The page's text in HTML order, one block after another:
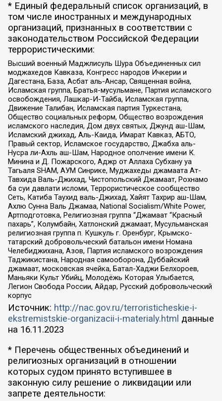
* Единый федеральный список организаций, в
том числе иностранных и международных
организаций, признанных в соответствии с
законодательством Российской Федерации
террористическими:
Высший военный Маджлисуль Шура Объединенных сил
моджахедов Кавказа, Конгресс народов Ичкерии и
Дагестана, База, Асбат аль-Ансар, Священная война,
Исламская группа, Братья-мусульмане, Партия исламского
освобождения, Лашкар-И-Тайба, Исламская группа,
Движение Талибан, Исламская партия Туркестана,
Общество социальных реформ, Общество возрождения
исламского наследия, Дом двух святых, Джунд аш-Шам,
Исламский джихад, Аль-Каида, Имарат Кавказ, АБТО,
Правый сектор, Исламское государство, Джабха аль-
Нусра ли-Ахль аш-Шам, Народное ополчение имени К.
Минина и Д. Пожарского, Аджр от Аллаха Субхану уа
Тагьаля SHAM, АУМ Синрике, Муджахеды джамаата Ат-
Тавхида Валь-Джихад, Чистопольский Джамаат, Рохнамо
ба суи давлати исломи, Террористическое сообщество
Сеть, Катиба Таухид валь-Джихад, Хайят Тахрир аш-Шам,
Ахлю Сунна Валь Джамаа, National Socialism/White Power,
Артподготовка, Религиозная группа “Джамаат “Красный
пахарь”, Колумбайн, Хатлонский джамаат, Мусульманская
религиозная группа п. Кушкуль г. Оренбург, Крымско-
татарский добровольческий батальон имени Номана
Челебиджихана, Азов, Партия исламского возрождения
Таджикистана, Народная самооборона, Дуббайский
джамаат, московская ячейка, Батал-Хаджи Белхороев,
Маньяки Культ Убийц, Молодёжь Которая Улыбается,
Легион Свобода России, Айдар, Русский добровольческий
корпус
Источник: http://nac.gov.ru/terroristicheskie-i-
ekstremistskie-organizacii-i-materialy.html данные
на 16.11.2023
* Перечень общественных объединений и
религиозных организаций в отношении
которых судом принято вступившее в
законную силу решение о ликвидации или
запрете деятельности: